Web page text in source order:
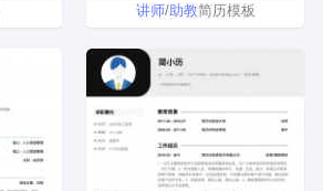
讲师/助教简历模板